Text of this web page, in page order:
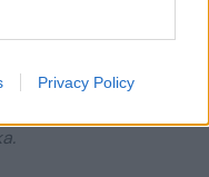
Privacy Policy